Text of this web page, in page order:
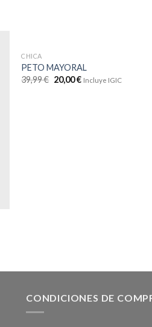
CHICA
PETO MAYORAL
39,99€ 20,00€ Incluye IGIC
CONDICIONES DE